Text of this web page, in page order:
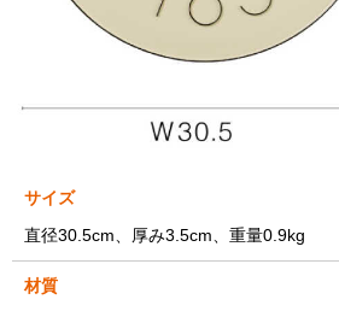
サイズ
直径30.5cm、厚み3.5cm、重量0.9kg
材質